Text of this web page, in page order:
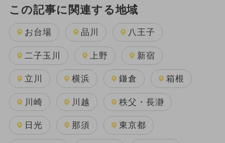
この記事に関連する地域
お台場 品川 八王子
二子玉川 上野 新宿
立川 横浜 鎌倉 箱根
川崎 川越 秩父・長瀞
日光 那須 東京都